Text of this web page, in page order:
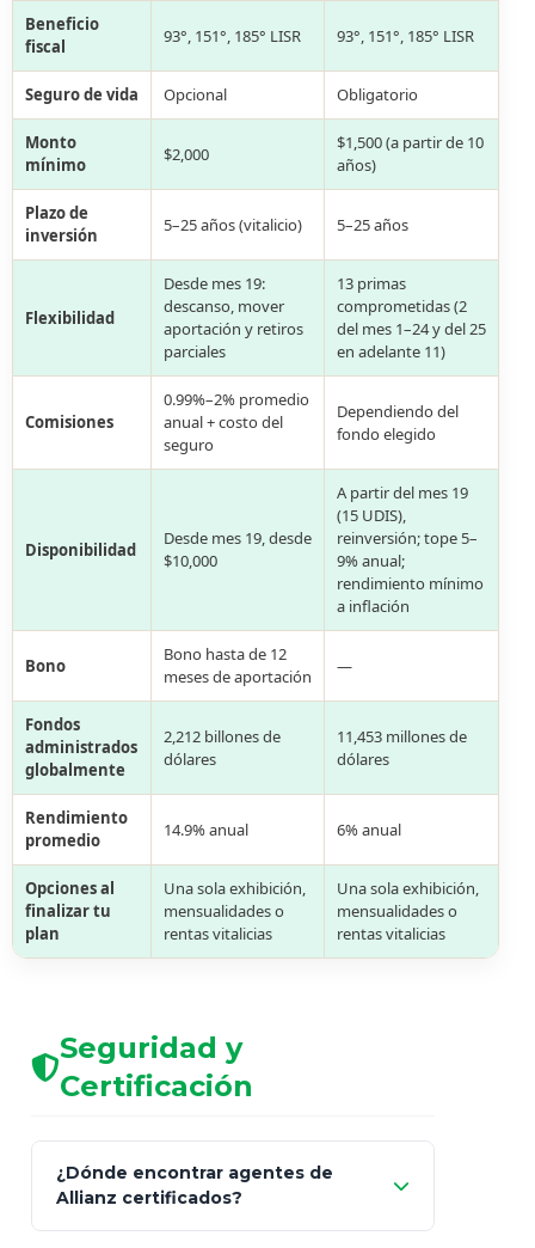
Beneficio
fiscal
93°, 151°, 185° LISR 93°, 151°, 185° LISR
Seguro de vida Opcional Obligatorio
Monto
mínimo
$2,000
$1,500 (a partir de 10
años)
Plazo de
inversión
5–25 años (vitalicio) 5–25 años
Flexibilidad
Desde mes 19:
descanso, mover
aportación y retiros
parciales
13 primas
comprometidas (2
del mes 1–24 y del 25
en adelante 11)
Comisiones
0.99%–2% promedio
anual + costo del
seguro
Dependiendo del
fondo elegido
Disponibilidad
Desde mes 19, desde
$10,000
A partir del mes 19
(15 UDIS),
reinversión; tope 5–
9% anual;
rendimiento mínimo
a inflación
Bono
Bono hasta de 12
meses de aportación
—
Fondos
administrados
globalmente
2,212 billones de
dólares
11,453 millones de
dólares
Rendimiento
promedio
14.9% anual 6% anual
Opciones al
finalizar tu
plan
Una sola exhibición,
mensualidades o
rentas vitalicias
Una sola exhibición,
mensualidades o
rentas vitalicias
Seguridad y
Certificación
¿Dónde encontrar agentes de
Allianz certificados?